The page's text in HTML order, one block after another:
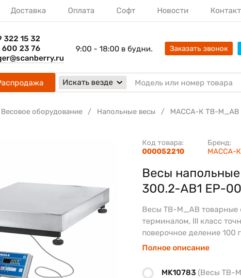
Доставка Оплата Софт Новости
322 15 32
23 76
9:00 - 18:00 в будни. Заказать звонок
Искать везде
Весовое оборудование Напольные весы МАССА-К TB-M_AB
Бренд:
МАССА-К
Код товара:
000052210
Весы
300.2-АB1 ЕР-
Весы TB-M_AB
терминалом, III класс
поверочное деление 100
Полное описание
MK10783 (Весы TB-